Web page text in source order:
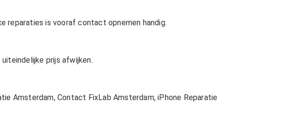
reparaties is vooraf contact opnemen handig.
prijs afwijken.
Amsterdam, Contact FixLab Amsterdam,iPhone Reparatie